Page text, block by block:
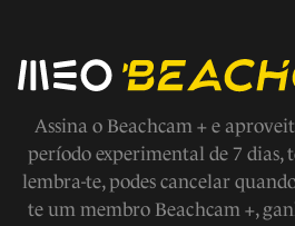
Assina o Beachcam + e
período experimental de 7
lembra-te, podes cancelar
te um membro Beachcam +,